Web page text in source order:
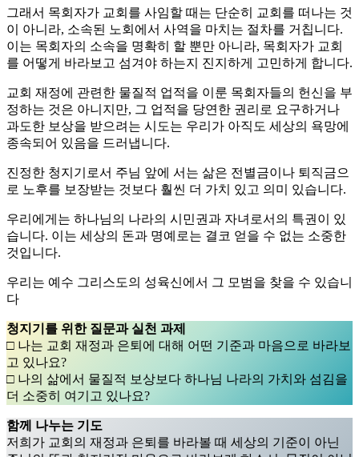
그래서 목회자가 교회를 사임할 때는 단순히 교회를 떠나는 것
이 아니라, 소속된 노회에서 사역을 마치는 절차를 거칩니다.
이는 목회자의 소속을 명확히 할 뿐만 아니라, 목회자가 교회
를 어떻게 바라보고 섬겨야 하는지 진지하게 고민하게 합니다.
교회 재정에 관련한 물질적 업적을 이룬 목회자들의 헌신을 부
정하는 것은 아니지만, 그 업적을 당연한 권리로 요구하거나
과도한 보상을 받으려는 시도는 우리가 아직도 세상의 욕망에
종속되어 있음을 드러냅니다.
진정한 청지기로서 주님 앞에 서는 삶은 전별금이나 퇴직금으
로 노후를 보장받는 것보다 훨씬 더 가치 있고 의미 있습니다.
우리에게는 하나님의 나라의 시민권과 자녀로서의 특권이 있
습니다. 이는 세상의 돈과 명예로는 결코 얻을 수 없는 소중한
것입니다.
우리는 예수 그리스도의 성육신에서 그 모범을 찾을 수 있습니
다
청지기를 위한 질문과 실천 과제
□ 나는 교회 재정과 은퇴에 대해 어떤 기준과 마음으로 바라보
고 있나요?
□ 나의 삶에서 물질적 보상보다 하나님 나라의 가치와 섬김을
더 소중히 여기고 있나요?
함께 나누는 기도
저희가 교회의 재정과 은퇴를 바라볼 때 세상의 기준이 아닌